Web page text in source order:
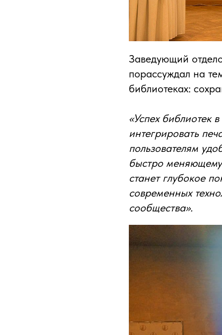
Заведующий
порассуждал на
библиотеках:
«Успех библиотек
интегрировать
пользователям
быстро
станет глубокое
современных
сообщества».